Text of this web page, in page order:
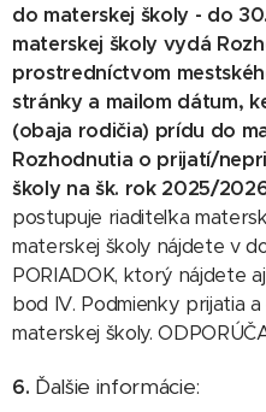
do materskej školy - do
materskej školy vydá
prostredníctvom
stránky a mailom dátum,
(obaja rodičia) prídu do
Rozhodnutia o prijatí/
školy na šk. rok 2025/
postupuje riaditeľka
materskej školy nájdete v
PORIADOK, ktorý nájdete
bod IV. Podmienky prijatia
materskej školy.
6. Ďalšie informácie: